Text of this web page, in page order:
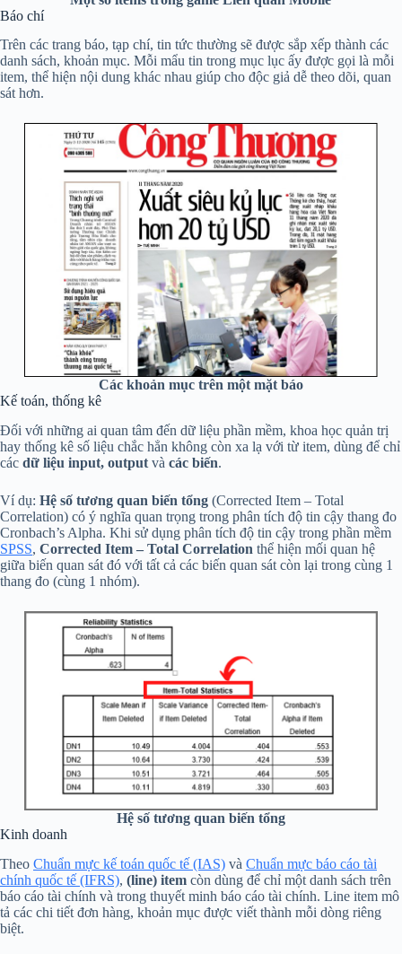
Báo chí
Trên các trang báo, tạp chí, tin tức thường sẽ được sắp xếp thành các
danh sách, khoản mục. Mỗi mẩu tin trong mục lục ấy được gọi là mỗi
item, thể hiện nội dung khác nhau giúp cho độc giả dễ theo dõi, quan
sát hơn.
Các khoản mục trên một mặt báo
Kế toán, thống kê
Đối với những ai quan tâm đến dữ liệu phần mềm, khoa học quản trị
hay thống kê số liệu chắc hẳn không còn xa lạ với từ item, dùng để chỉ
các dữ liệu input, output và các biến.
Ví dụ: Hệ số tương quan biến tổng (Corrected Item – Total
Correlation) có ý nghĩa quan trọng trong phân tích độ tin cậy thang đo
Cronbach’s Alpha. Khi sử dụng phân tích độ tin cậy trong phần mềm
SPSS, Corrected Item – Total Correlation thể hiện mối quan hệ
giữa biến quan sát đó với tất cả các biến quan sát còn lại trong cùng 1
thang đo (cùng 1 nhóm).
Hệ số tương quan biến tổng
Kinh doanh
Theo Chuẩn mực kế toán quốc tế (IAS) và Chuẩn mực báo cáo tài
chính quốc tế (IFRS), (line) item còn dùng để chỉ một danh sách trên
báo cáo tài chính và trong thuyết minh báo cáo tài chính. Line item mô
tả các chi tiết đơn hàng, khoản mục được viết thành mỗi dòng riêng
biệt.